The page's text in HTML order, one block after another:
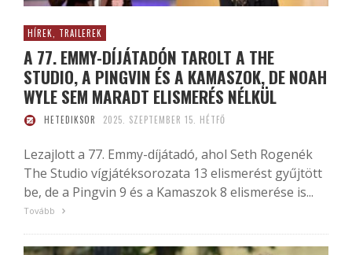
HÍREK, TRAILEREK
A 77. EMMY-DÍJÁTADÓN TAROLT A THE
STUDIO, A PINGVIN ÉS A KAMASZOK, DE NOAH
WYLE SEM MARADT ELISMERÉS NÉLKÜL
HETEDIKSOR 2025. SZEPTEMBER 15. HÉTFŐ
Lezajlott a 77. Emmy-díjátadó, ahol Seth Rogenék
The Studio vígjátéksorozata 13 elismerést gyűjtött
be, de a Pingvin 9 és a Kamaszok 8 elismerése is...
Tovább